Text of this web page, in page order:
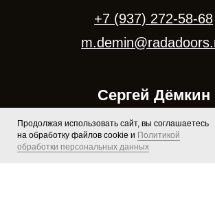
Продолжая использовать сайт, вы соглашаетесь
на обработку файлов cookie и Политикой
обработки персональных данных